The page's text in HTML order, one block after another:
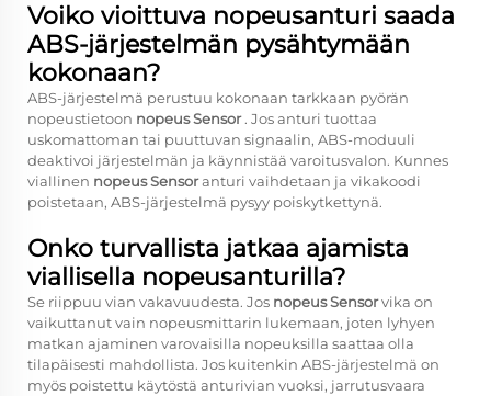
Voiko vioittuva nopeusanturi saada
ABS-järjestelmän pysähtymään
kokonaan?
ABS-järjestelmä perustuu kokonaan tarkkaan pyörän
nopeustietoon nopeus Sensor. Jos anturi tuottaa
uskomattoman tai puuttuvan signaalin, ABS-moduuli
deaktivoi järjestelmän ja käynnistää varoitusvalon. Kunnes
viallinen nopeus Sensoranturi vaihdetaan ja vikakoodi
poistetaan, ABS-järjestelmä pysyy poiskytkettynä.
Onko turvallista jatkaa ajamista
viallisella nopeusanturilla?
Se riippuu vian vakavuudesta. Jos nopeus Sensorvika on
vaikuttanut vain nopeusmittarin lukemaan, joten lyhyen
matkan ajaminen varovaisilla nopeuksilla saattaa olla
tilapäisesti mahdollista. Jos kuitenkin ABS-järjestelmä on
myös poistettu käytöstä anturivian vuoksi, jarrutusvaara